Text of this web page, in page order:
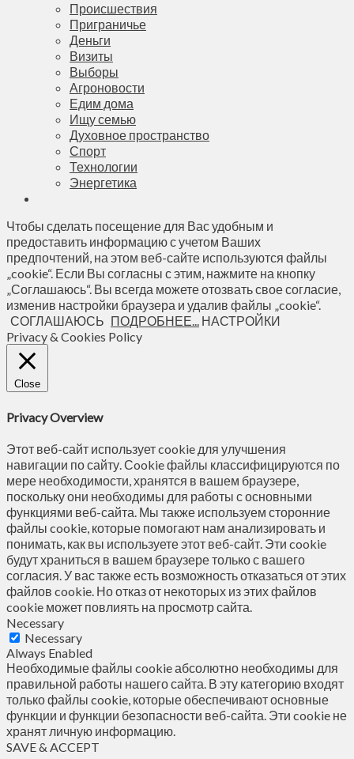
Происшествия
Приграничье
Деньги
Визиты
Выборы
Агроновости
Едим дома
Ищу семью
Духовное пространство
Спорт
Технологии
Энергетика
Чтобы сделать посещение для Вас удобным и
предоставить информацию с учетом Ваших
предпочтений, на этом веб-сайте используются файлы
„cookie“. Если Вы согласны с этим, нажмите на кнопку
„Соглашаюсь“. Вы всегда можете отозвать свое согласие,
изменив настройки браузера и удалив файлы „cookie“.
СОГЛАШАЮСЬ ПОДРОБНЕЕ... НАСТРОЙКИ
Privacy & Cookies Policy
Close
Privacy Overview
Этот веб-сайт использует cookie для улучшения
навигации по сайту. Сookie файлы классифицируются по
мере необходимости, хранятся в вашем браузере,
поскольку они необходимы для работы с основными
функциями веб-сайта. Мы также используем сторонние
файлы cookie, которые помогают нам анализировать и
понимать, как вы используете этот веб-сайт. Эти cookie
будут храниться в вашем браузере только с вашего
согласия. У вас также есть возможность отказаться от этих
файлов cookie. Но отказ от некоторых из этих файлов
cookie может повлиять на просмотр сайта.
Necessary
Necessary
Always Enabled
Необходимые файлы cookie абсолютно необходимы для
правильной работы нашего сайта. В эту категорию входят
только файлы cookie, которые обеспечивают основные
функции и функции безопасности веб-сайта. Эти cookie не
хранят личную информацию.
SAVE & ACCEPT